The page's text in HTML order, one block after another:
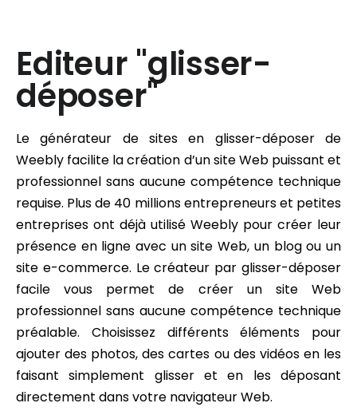
Editeur "glisser-
déposer"
Le générateur de sites en glisser-déposer de
Weebly facilite la création d’un site Web puissant et
professionnel sans aucune compétence technique
requise. Plus de 40 millions entrepreneurs et petites
entreprises ont déjà utilisé Weebly pour créer leur
présence en ligne avec un site Web, un blog ou un
site e-commerce. Le créateur par glisser-déposer
facile vous permet de créer un site Web
professionnel sans aucune compétence technique
préalable. Choisissez différents éléments pour
ajouter des photos, des cartes ou des vidéos en les
faisant simplement glisser et en les déposant
directement dans votre navigateur Web.